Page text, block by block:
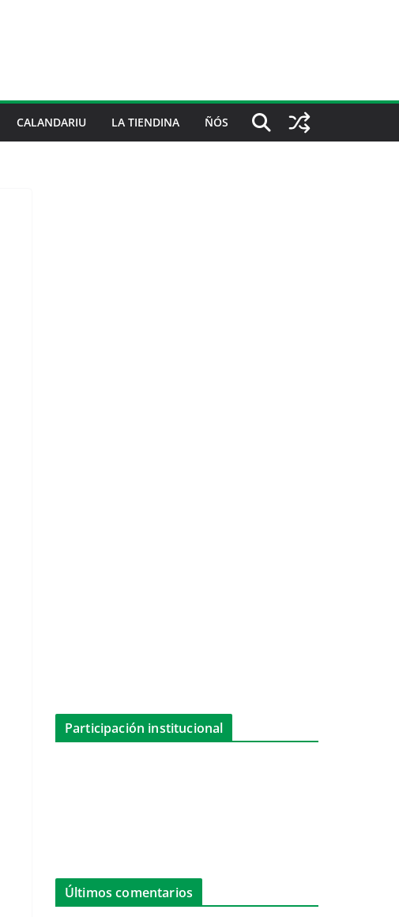
CALANDARIU LA TIENDINA ÑÓS
Participación institucional
Últimos comentarios